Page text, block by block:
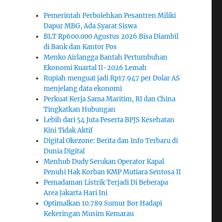
Pemerintah Perbolehkan Pesantren Miliki
Dapur MBG, Ada Syarat Siswa
BLT Rp600.000 Agustus 2026 Bisa Diambil
di Bank dan Kantor Pos
Menko Airlangga Bantah Pertumbuhan
Ekonomi Kuartal II-2026 Lemah
Rupiah menguat jadi Rp17.947 per Dolar AS
menjelang data ekonomi
Perkuat Kerja Sama Maritim, RI dan China
Tingkatkan Hubungan
Lebih dari 54 Juta Peserta BPJS Kesehatan
Kini Tidak Aktif
Digital Okezone: Berita dan Info Terbaru di
Dunia Digital
Menhub Dudy Serukan Operator Kapal
Penuhi Hak Korban KMP Mutiara Sentosa II
Pemadaman Listrik Terjadi Di Beberapa
Area Jakarta Hari Ini
Optimalkan 10.789 Sumur Bor Hadapi
Kekeringan Musim Kemarau